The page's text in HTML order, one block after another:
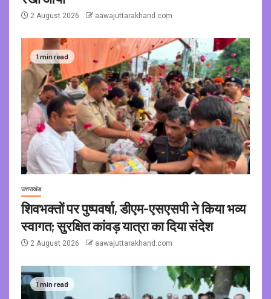
2 August 2026 aawajuttarakhand.com
1 min read
उत्तराखंड
शिवभक्तों पर पुष्पवर्षा, डीएम-एसएसपी ने किया भव्य
स्वागत; सुरक्षित कांवड़ यात्रा का दिया संदेश
2 August 2026 aawajuttarakhand.com
1 min read